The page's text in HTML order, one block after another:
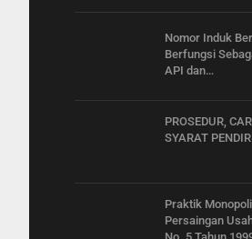
Nomor Induk
Berfungsi
API dan…
PROSEDUR,
SYARAT
Praktik
Persaingan